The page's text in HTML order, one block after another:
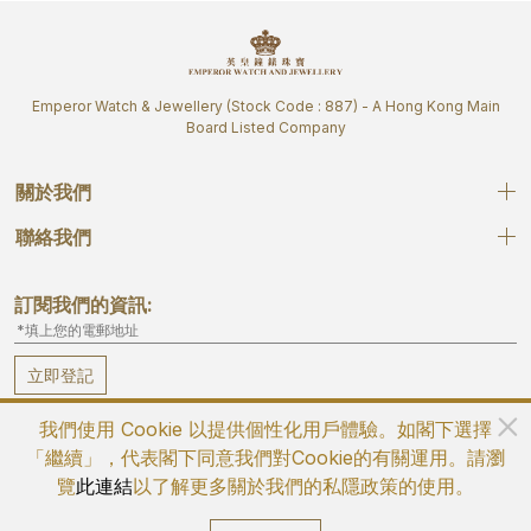
Emperor Watch & Jewellery (Stock Code : 887) - A Hong Kong Main
Board Listed Company
關於我們
聯絡我們
訂閱我們的資訊:
立即登記
©2026 英皇鐘錶珠寶 版權所有 不得轉載
我們使用 Cookie 以提供個性化用戶體驗。如閣下選擇
「繼續」，代表閣下同意我們對Cookie的有關運用。請瀏
覽此連結以了解更多關於我們的私隱政策的使用。